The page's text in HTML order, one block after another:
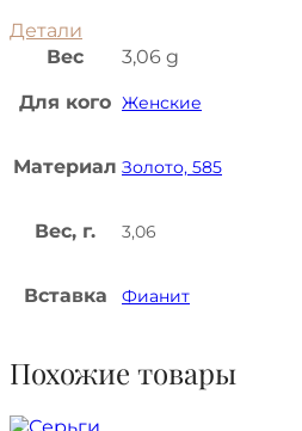
Детали
Вес
3,06 g
Для кого Женские
Материал Золото, 585
Вес, г. 3,06
Вставка Фианит
Похожие товары